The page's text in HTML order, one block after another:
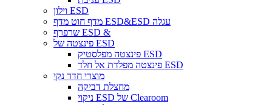
וילון ESD
מדף חוט מדף ESD&ESD עגלה
שרפרף ESD &
פינצטה של ​​ESD
פינצטה מפלסטיק ESD
פינצטה מפלדת אל חלד ESD
מוצרי חדר נקי
מחצלת דביקה
ניקוי ESD של Clearoom